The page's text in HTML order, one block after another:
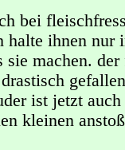
bei
ihnen nur
sie machen.
ist jetzt auch
kleinen